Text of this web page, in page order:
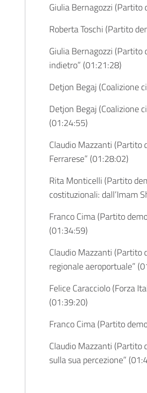
Giulia Bernagozzi (Partito
Roberta Toschi (Partito
Giulia Bernagozzi (Partito
indietro” (01:21:28)
Detjon Begaj (Coalizione
Detjon Begaj (Coalizione
(01:24:55)
Claudio Mazzanti (Partito
Ferrarese” (01:28:02)
Rita Monticelli (Partito
costituzionali: dall’Imam
Franco Cima (Partito
(01:34:59)
Claudio Mazzanti (Partito
regionale aeroportuale” (
Felice Caracciolo (Forza
(01:39:20)
Franco Cima (Partito
Claudio Mazzanti (Partito
sulla sua percezione” (